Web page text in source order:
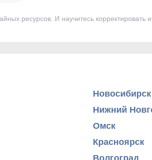
ресурсов. И научитесь корректировать
Новосибирск
Нижний
Омск
Красноярск
Волгоград